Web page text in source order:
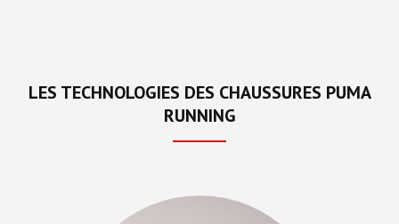
LES TECHNOLOGIES DES CHAUSSURES PUMA
RUNNING